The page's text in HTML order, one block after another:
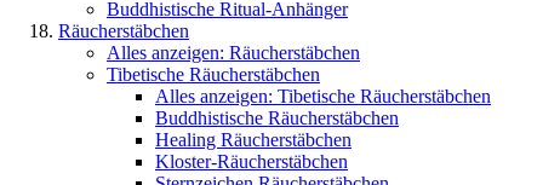
Buddhistische Ritual-Anhänger
Räucherstäbchen
Alles anzeigen: Räucherstäbchen
Tibetische Räucherstäbchen
Alles anzeigen: Tibetische Räucherstäbchen
Buddhistische Räucherstäbchen
Healing Räucherstäbchen
Kloster-Räucherstäbchen